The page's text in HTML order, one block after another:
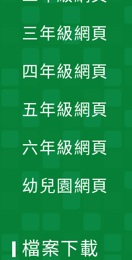
三年級網頁
四年級網頁
五年級網頁
六年級網頁
幼兒園網頁
檔案下載